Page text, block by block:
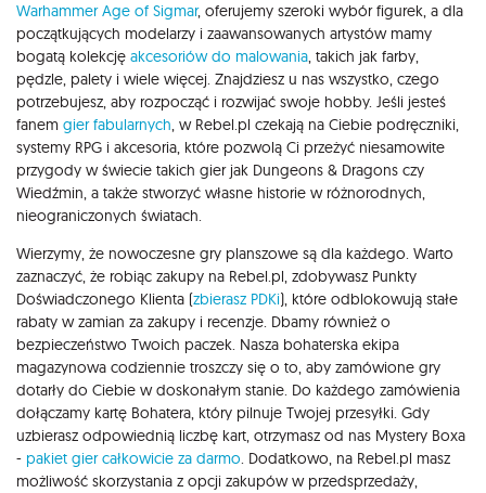
Warhammer Age of Sigmar, oferujemy szeroki wybór figurek, a dla
początkujących modelarzy i zaawansowanych artystów mamy
bogatą kolekcję akcesoriów do malowania, takich jak farby,
pędzle, palety i wiele więcej. Znajdziesz u nas wszystko, czego
potrzebujesz, aby rozpocząć i rozwijać swoje hobby. Jeśli jesteś
fanem gier fabularnych, w Rebel.pl czekają na Ciebie podręczniki,
systemy RPG i akcesoria, które pozwolą Ci przeżyć niesamowite
przygody w świecie takich gier jak Dungeons & Dragons czy
Wiedźmin, a także stworzyć własne historie w różnorodnych,
nieograniczonych światach.
Wierzymy, że nowoczesne gry planszowe są dla każdego. Warto
zaznaczyć, że robiąc zakupy na Rebel.pl, zdobywasz Punkty
Doświadczonego Klienta (zbierasz PDKi), które odblokowują stałe
rabaty w zamian za zakupy i recenzje. Dbamy również o
bezpieczeństwo Twoich paczek. Nasza bohaterska ekipa
magazynowa codziennie troszczy się o to, aby zamówione gry
dotarły do Ciebie w doskonałym stanie. Do każdego zamówienia
dołączamy kartę Bohatera, który pilnuje Twojej przesyłki. Gdy
uzbierasz odpowiednią liczbę kart, otrzymasz od nas Mystery Boxa
- pakiet gier całkowicie za darmo. Dodatkowo, na Rebel.pl masz
możliwość skorzystania z opcji zakupów w przedsprzedaży,